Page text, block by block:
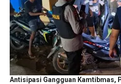
Antisipasi Gangguan Kamtibmas,